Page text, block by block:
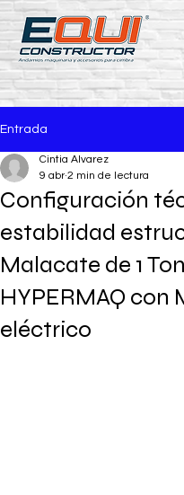
Entrada
Configuración
estabilidad
Malacate de 1
HYPERMAQ con
eléctrico
Cintia Alvarez
9 abr 2 min de lectura